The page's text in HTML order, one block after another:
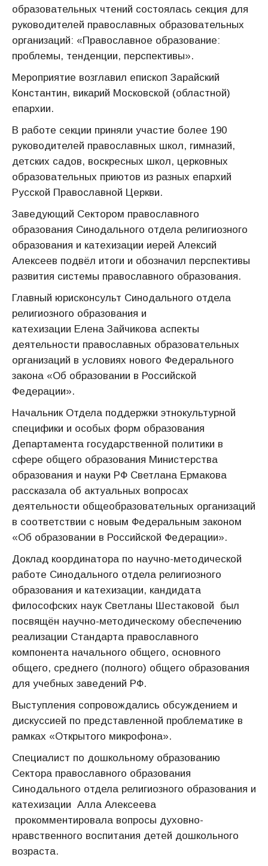
образовательных чтений состоялась секция для
руководителей православных образовательных
организаций: «Православное образование:
проблемы, тенденции, перспективы».
Мероприятие возглавил епископ Зарайский
Константин, викарий Московской (областной)
епархии.
В работе секции приняли участие более 190
руководителей православных школ, гимназий,
детских садов, воскресных школ, церковных
образовательных приютов из разных епархий
Русской Православной Церкви.
Заведующий Сектором православного
образования Синодального отдела религиозного
образования и катехизации иерей Алексий
Алексеев подвёл итоги и обозначил перспективы
развития системы православного образования.
Главный юрисконсульт Синодального отдела
религиозного образования и
катехизации Елена Зайчикова аспекты
деятельности православных образовательных
организаций в условиях нового Федерального
закона «Об образовании в Российской
Федерации».
Начальник Отдела поддержки этнокультурной
специфики и особых форм образования
Департамента государственной политики в
сфере общего образования Министерства
образования и науки РФ Светлана Ермакова
рассказала об актуальных вопросах
деятельности общеобразовательных организаций
в соответствии с новым Федеральным законом
«Об образовании в Российской Федерации».
Доклад координатора по научно-методической
работе Синодального отдела религиозного
образования и катехизации, кандидата
философских наук Светланы Шестаковой был
посвящён научно-методическому обеспечению
реализации Стандарта православного
компонента начального общего, основного
общего, среднего (полного) общего образования
для учебных заведений РФ.
Выступления сопровождались обсуждением и
дискуссией по представленной проблематике в
рамках «Открытого микрофона».
Специалист по дошкольному образованию
Сектора православного образования
Синодального отдела религиозного образования и
катехизации Алла Алексеева
прокомментировала вопросы духовно-
нравственного воспитания детей дошкольного
возраста.